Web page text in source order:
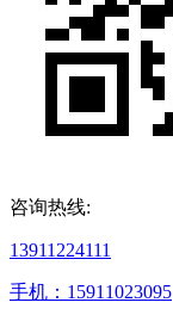
咨询热线:
13911224111
手机：15911023095